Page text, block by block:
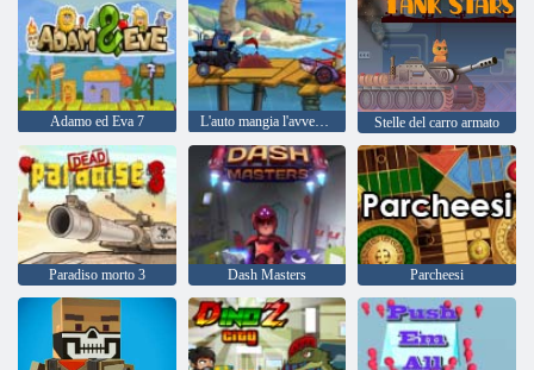
Adamo ed Eva 7 L'auto mangia l'avventura del mare Stelle del carro armato
Paradiso morto 3 Dash Masters Parcheesi